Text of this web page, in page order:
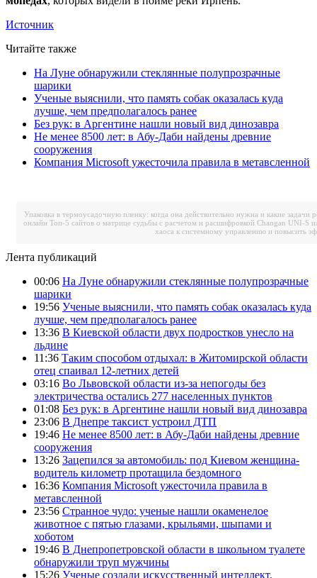
Источник
Читайте также
На Луне обнаружили стеклянные полупрозрачные
шарики
Ученые выяснили, что память собак оказалась куда
лучше, чем предполагалось ранее
Без рук: в Аргентине нашли новый вид динозавра
Не менее 8500 лет: в Абу-Даби найдены древние
сооружения
Компания Microsoft ужесточила правила в метавсленной
Упаковка в термоусадочную пленку: когда она действительно нужна и какие задачи
онлайн Топ-5 сайтов о матрице судьбы с расчетом и расшифровкой Changan UNI-S
хаоса к системному управлению и повысить
Лента публикаций
00:06 На Луне обнаружили стеклянные полупрозрачные
шарики
19:56 Ученые выяснили, что память собак оказалась куда
лучше, чем предполагалось ранее
13:36 В Киевской области двух подростков унесло на
льдине
11:36 Таким способом отдыхал: в Житомирской области
отец спаивал 12-летних детей
03:16 Во Львовской области из-за непогоды без
электричества остались 277 населенных пунктов
01:08 Без рук: в Аргентине нашли новый вид динозавра
23:06 В Днепре таксист устроил ДТП
19:46 Не менее 8500 лет: в Абу-Даби найдены древние
сооружения
13:26 Зацепился за автомобиль: под Киевом женщина-
водитель километр протащила бездомного
16:36 Компания Microsoft ужесточила правила в
метавсленной
23:56 Странное чудо: ученые нашли окаменелое
животное с пятью глазами, крыльями, шыпами и
хоботом
19:46 В Днепропетровской области в школьном туалете
обнаружили труп мужчины
15:26 Ученые создали искусственный интеллект,